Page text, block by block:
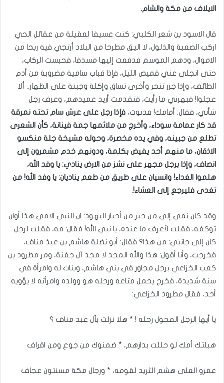
الايلاف من مكة والشام.
قال الاسود بن شعر الكلبي: كنت عسيفا لعقيلة من عقائل الحي
اركب الصعبة والذلول، لا اليق مطرحا من البلاد أرتجي فيه ربحا من
الاموال، ودهم الموسم فدفعت إليها مسدفا، فحبست الركاب،
حتى انجلى عني قميص الليل، فإذا قباب سامية مضروبة من أدم
الطائف، وإذا جزر تنحر وأخرى تساق وإكلة وجبنة على الظهار.. ألا
عجلوا! فبهرني ما رأيت، فتقدمت أريد عميدهم، وعرف رجل
شأني، فقال: أمامك! فدنوت، فإذا رجل على عرش سام تحته نمرقة
قد كار عمامة سوداء، وأخرج من ملاثمها جمة فينانة، كأن الشعرى
تطلع من جبينه، وفي يده مخصرة، وحوله مشيخة جلة منكسو
الاذقان، ما منهم أحد يفيض بكلمة، ودونهم خدم مشمرون إلى
انصاف، وإذا برجل مجهر على نشز من الارض ينادي: يا وفد الله،
هلموا الغداء! وانسيان على طريق من طعم يناديان: يا وفد الله! من
تغدى فليرجع إلى العشاء!.
وقد كان نمي إلي من حبر من أحبار اليهود: ان النبي الامي هذا أوان
توكفه، فقلت لأعرف ما عنده، يا نبي الله! فقال: مه، فقلت لرجل
كان إلى جانبي: من هذا؟ فقال: أبو نضلة هاشم بن عبذ مناف،
فخرجت، وأنا أقول: هذا والله المجد لا مجد آل جفنة، ومر مطرود بن
كعب الخزاعي برجل مجاور في بني هاشم، وبنات له وامرأة في
سنة شديدة، فخرج يحمل متاعه ورحله هو وولده وامرأته لا يؤويه
أحد، فقال مطرود الخزاعي:
يا أيها الرجل المحول رحله ! * هلا نزلت بآل عبد مناف ؟
هبلتك أمك لو حللت بدارهم، * ضمنوك من جوع ومن اقراف
عمرو العلى هشم الثريد لقومه، * ورجال مكة مسنتون عجاف